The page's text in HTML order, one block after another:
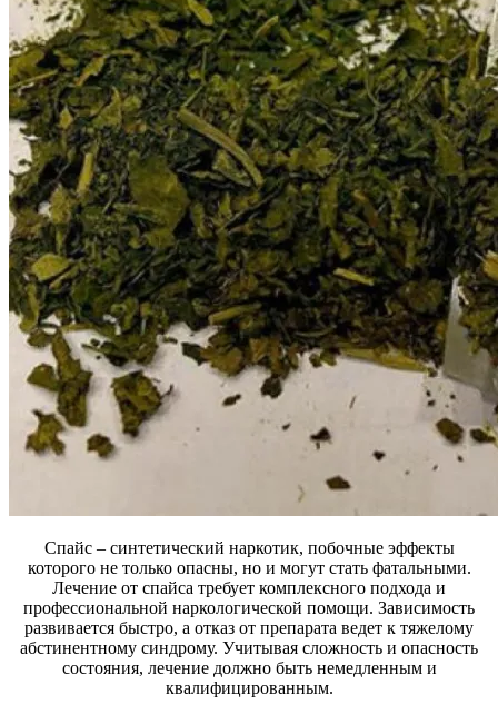
Спайс – синтетический наркотик, побочные эффекты
которого не только опасны, но и могут стать фатальными.
Лечение от спайса требует комплексного подхода и
профессиональной наркологической помощи. Зависимость
развивается быстро, а отказ от препарата ведет к тяжелому
абстинентному синдрому. Учитывая сложность и опасность
состояния, лечение должно быть немедленным и
квалифицированным.